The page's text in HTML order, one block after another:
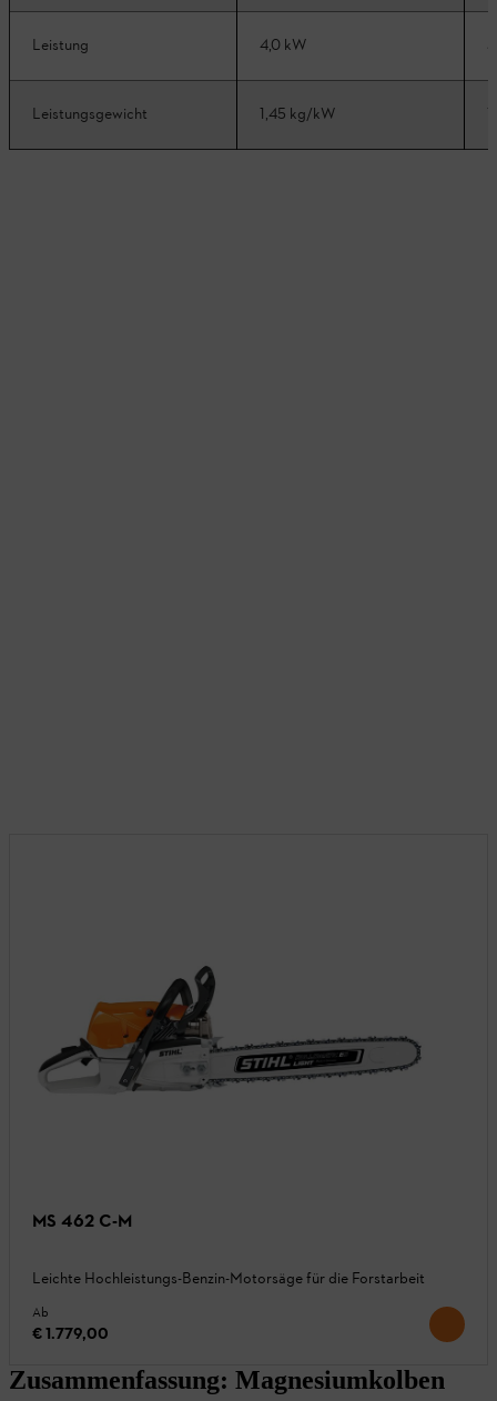
Leistung 4,0 kW
Leistungsgewicht 1,45 kg/kW
MS 462 C-M
Leichte Hochleistungs-Benzin-Motorsäge für die Forstarbeit
Ab
€ 1.779,00
Zusammenfassung: Magnesiumkolben